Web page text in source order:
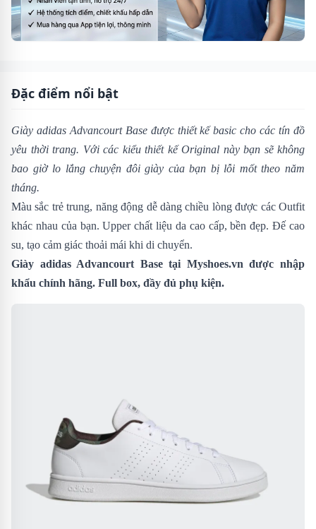
Đặc điểm nổi bật
Giày adidas Advancourt Base được thiết kế basic cho các tín đồ
yêu thời trang. Với các kiểu thiết kế Original này bạn sẽ không
bao giờ lo lắng chuyện đôi giày của bạn bị lỗi mốt theo năm
tháng.
Màu sắc trẻ trung, năng động dễ dàng chiều lòng được các Outfit
khác nhau của bạn. Upper chất liệu da cao cấp, bền đẹp. Đế cao
su, tạo cảm giác thoải mái khi di chuyển.
Giày adidas Advancourt Base tại Myshoes.vn được nhập
khẩu chính hãng. Full box, đầy đủ phụ kiện.